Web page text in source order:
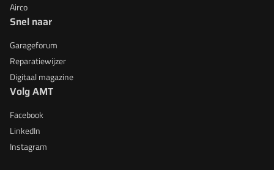
Airco
Snel naar
Garageforum
Reparatiewijzer
Digitaal magazine
Volg AMT
Facebook
LinkedIn
Instagram